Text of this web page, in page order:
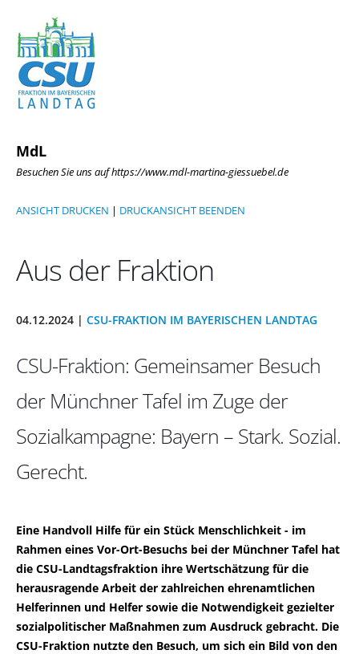
MdL
Besuchen Sie uns auf https://www.mdl-martina-giessuebel.de
ANSICHT DRUCKEN | DRUCKANSICHT BEENDEN
Aus der Fraktion
04.12.2024 | CSU-FRAKTION IM BAYERISCHEN LANDTAG
CSU-Fraktion: Gemeinsamer Besuch
der Münchner Tafel im Zuge der
Sozialkampagne: Bayern – Stark. Sozial.
Gerecht.
Eine Handvoll Hilfe für ein Stück Menschlichkeit - im
Rahmen eines Vor-Ort-Besuchs bei der Münchner Tafel hat
die CSU-Landtagsfraktion ihre Wertschätzung für die
herausragende Arbeit der zahlreichen ehrenamtlichen
Helferinnen und Helfer sowie die Notwendigkeit gezielter
sozialpolitischer Maßnahmen zum Ausdruck gebracht. Die
CSU-Fraktion nutzte den Besuch, um sich ein Bild von den